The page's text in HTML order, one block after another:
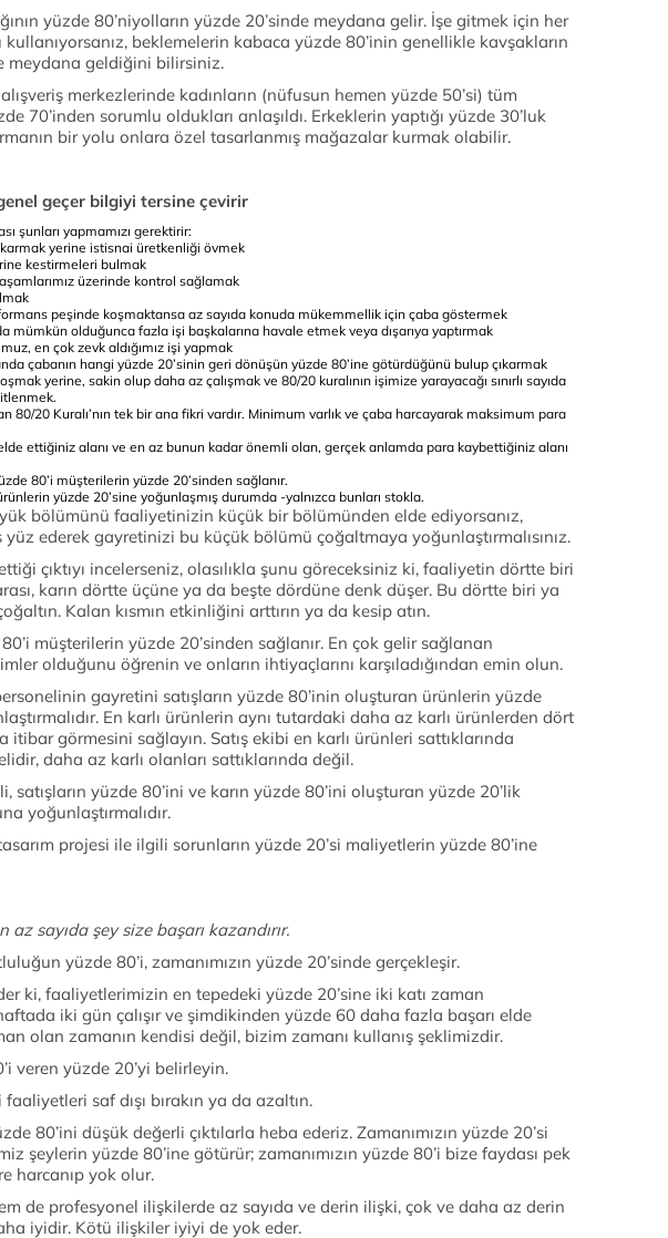
yüzde 80’niyolların yüzde 20’sinde meydana gelir. İşe gitmek için her
kullanıyorsanız, beklemelerin kabaca yüzde 80’inin genellikle kavşakların
meydana geldiğini bilirsiniz.
merkezlerinde kadınların (nüfusun hemen yüzde 50’si) tüm
70’inden sorumlu oldukları anlaşıldı. Erkeklerin yaptığı yüzde 30’luk
bir yolu onlara özel tasarlanmış mağazalar kurmak olabilir.
geçer bilgiyi tersine çevirir
şunları yapmamızı gerektirir:
yerine istisnai üretkenliği övmek
kestirmeleri bulmak
üzerinde kontrol sağlamak
peşinde koşmaktansa az sayıda konuda mükemmellik için çaba göstermek
mümkün olduğunca fazla işi başkalarına havale etmek veya dışarıya yaptırmak
en çok zevk aldığımız işi yapmak
çabanın hangi yüzde 20’sinin geri dönüşün yüzde 80’ine götürdüğünü bulup çıkarmak
yerine, sakin olup daha az çalışmak ve 80/20 kuralının işimize yarayacağı sınırlı sayıda
80/20 Kuralı’nın tek bir ana fikri vardır. Minimum varlık ve çaba harcayarak maksimum para
ettiğiniz alanı ve en az bunun kadar önemli olan, gerçek anlamda para kaybettiğiniz alanı
80’i müşterilerin yüzde 20’sinden sağlanır.
yüzde 20’sine yoğunlaşmış durumda -yalnızca bunları stokla.
bölümünü faaliyetinizin küçük bir bölümünden elde ediyorsanız,
ederek gayretinizi bu küçük bölümü çoğaltmaya yoğunlaştırmalısınız.
çıktıyı incelerseniz, olasılıkla şunu göreceksiniz ki, faaliyetin dörtte biri
karın dörtte üçüne ya da beşte dördüne denk düşer. Bu dörtte biri ya
Kalan kısmın etkinliğini arttırın ya da kesip atın.
müşterilerin yüzde 20’sinden sağlanır. En çok gelir sağlanan
olduğunu öğrenin ve onların ihtiyaçlarını karşıladığından emin olun.
gayretini satışların yüzde 80’inin oluşturan ürünlerin yüzde
En karlı ürünlerin aynı tutardaki daha az karlı ürünlerden dört
itibar görmesini sağlayın. Satış ekibi en karlı ürünleri sattıklarında
daha az karlı olanları sattıklarında değil.
satışların yüzde 80’ini ve karın yüzde 80’ini oluşturan yüzde 20’lik
yoğunlaştırmalıdır.
projesi ile ilgili sorunların yüzde 20’si maliyetlerin yüzde 80’ine
az sayıda şey size başarı kazandırır.
yüzde 80’i, zamanımızın yüzde 20’sinde gerçekleşir.
ki, faaliyetlerimizin en tepedeki yüzde 20’sine iki katı zaman
iki gün çalışır ve şimdikinden yüzde 60 daha fazla başarı elde
olan zamanın kendisi değil, bizim zamanı kullanış şeklimizdir.
veren yüzde 20’yi belirleyin.
saf dışı bırakın ya da azaltın.
80’ini düşük değerli çıktılarla heba ederiz. Zamanımızın yüzde 20’si
şeylerin yüzde 80’ine götürür; zamanımızın yüzde 80’i bize faydası pek
harcanıp yok olur.
de profesyonel ilişkilerde az sayıda ve derin ilişki, çok ve daha az derin
iyidir. Kötü ilişkiler iyiyi de yok eder.